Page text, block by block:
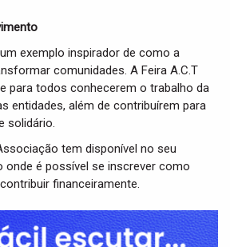
exemplo inspirador de como a
comunidades. A Feira A.C.T
para todos conhecerem o trabalho da
entidades, além de contribuírem para
solidário.
tem disponível no seu
é possível se inscrever como
financeiramente.